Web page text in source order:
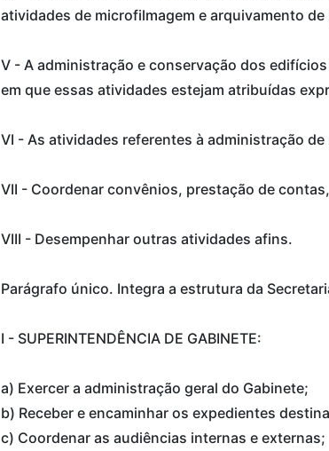
atividades de microfilmagem e arquivamento
V - A administração e conservação dos
em que essas atividades estejam atribuídas
VI - As atividades referentes à administração
VII - Coordenar convênios, prestação de
VIII - Desempenhar outras atividades afins.
Parágrafo único. Integra a estrutura da
I - SUPERINTENDÊNCIA DE GABINETE:
a) Exercer a administração geral do Gabinete;
b) Receber e encaminhar os expedientes
c) Coordenar as audiências internas e externas;